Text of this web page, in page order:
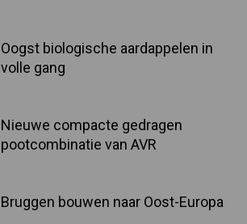
Oogst biologische aardappelen in
volle gang
Nieuwe compacte gedragen
pootcombinatie van AVR
Bruggen bouwen naar Oost-Europa